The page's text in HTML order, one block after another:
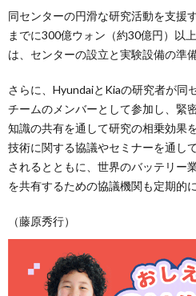
同センターの円滑な研究活動を支援
までに300億ウォン（約30億円）以
は、センターの設立と実験設備の準
さらに、HyundaiとKiaの研究者が同
チームのメンバーとして参加し、緊
知識の共有を通して研究の相乗効果
技術に関する協議やセミナーを通し
されるとともに、世界のバッテリー
を共有するための協議機関も定期的
（藤原秀行）